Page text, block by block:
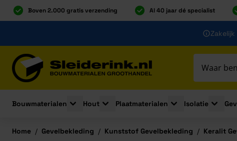
Boven 2.000 gratis verzending Al 40 jaar dé specialist
Bouwmaterialen
Toggle submenu for Bouwmaterialen
Hout
Toggle submenu for Hout
Plaatmaterialen
Toggle submenu for
Isolatie
Toggle
Home / Gevelbekleding / Kunststof Gevelbekleding / Keralit